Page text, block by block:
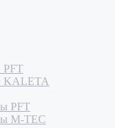
KALETA
PFT
M-TEC